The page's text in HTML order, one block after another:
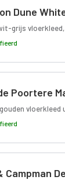
Dune
grijs vloerkleed,
Poortere
vloerkleed
Campman